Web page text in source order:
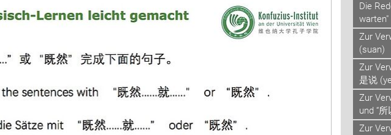
Die
warten"
Zur
(suan)
Zur
是说
Zur
und “
Zur